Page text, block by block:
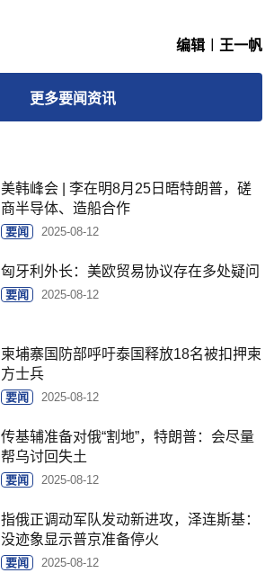
编辑︱王一帆
更多要闻资讯
美韩峰会 | 李在明8月25日晤特朗普，磋
商半导体、造船合作
要闻 2025-08-12
匈牙利外长：美欧贸易协议存在多处疑问
要闻 2025-08-12
柬埔寨国防部呼吁泰国释放18名被扣押柬
方士兵
要闻 2025-08-12
传基辅准备对俄“割地”，特朗普：会尽量
帮乌讨回失土
要闻 2025-08-12
指俄正调动军队发动新进攻，泽连斯基：
没迹象显示普京准备停火
要闻 2025-08-12